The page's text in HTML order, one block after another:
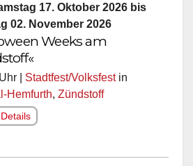
17. Oktober 2026 bis
02. November 2026
Weeks am
| Stadtfest/Volksfestin
Hemfurth, Zündstoff